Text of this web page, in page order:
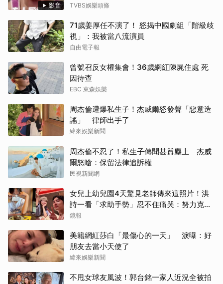
影音 TVBS娛樂頭條
71歲姜厚任不演了！ 怒揭中國劇組「階級歧
視」：我被當八流演員
自由電子報
曾號召反女權集會！36歲網紅陳屍住處 死
因待查
EBC 東森娛樂
周杰倫遭爆私生子！杰威爾怒發聲「惡意造
謠」 律師出手了
緯來娛樂新聞
周杰倫不忍了！私生子傳聞甚囂塵上 杰威
爾怒嗆：保留法律追訴權
民視新聞網
女兒上幼兒園4天驚見老師傳來這照片！洪
詩一看「求助手勢」忍不住痛哭：努力克服
大難關
鏡報
美籍網紅莎白「最傷心的一天」 淚曝：好
朋友去當小天使了
緯來娛樂新聞
不甩女球友風波！郭台銘一家人近況全被拍